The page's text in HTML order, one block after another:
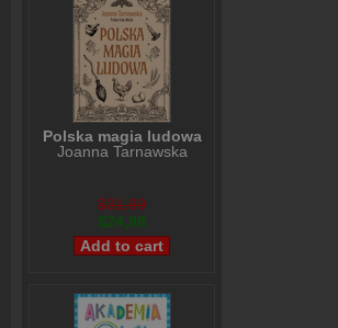
Polska magia ludowa
Joanna Tarnawska
$31,89
$24,98